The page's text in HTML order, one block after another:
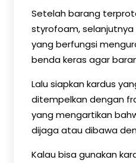
Setelah barang
styrofoam,
yang berfungsi
benda keras agar
Lalu siapkan kardus
ditempelkan dengan
yang mengartikan
dijaga atau dibawa
Kalau bisa gunakan